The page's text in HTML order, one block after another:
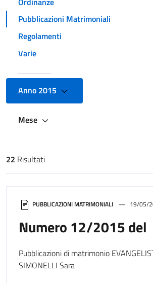
Pubblicazioni Matrimoniali
Regolamenti
Varie
Anno 2015
Mese
Risultati di ricerca
22 Risultati
PUBBLICAZIONI MATRIMONIALI 19/05/
Numero 12/2015 del
Pubblicazioni di matrimonio
SIMONELLI Sara